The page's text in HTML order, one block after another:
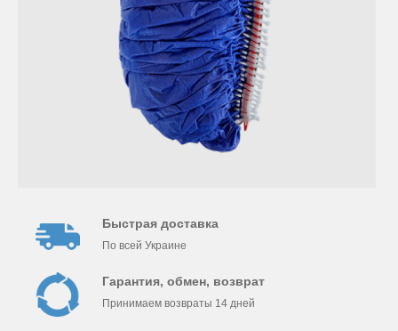
Быстрая доставка
По всей Украине
Гарантия, обмен, возврат
Принимаем возвраты 14 дней